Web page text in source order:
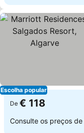
Escolha popular
De € 118
Consulte os preços de